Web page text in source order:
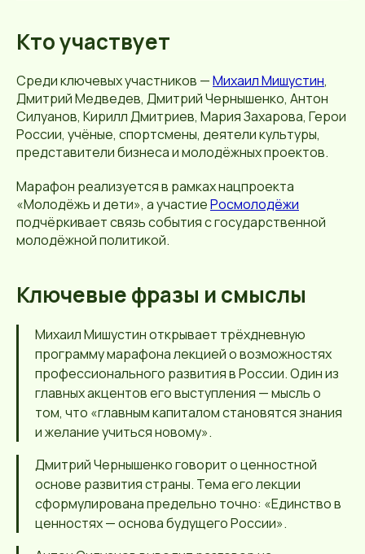
Кто участвует
Среди ключевых участников —Михаил Мишустин,
Дмитрий Медведев, Дмитрий Чернышенко, Антон
Силуанов, Кирилл Дмитриев, Мария Захарова, Герои
России, учёные, спортсмены, деятели культуры,
представители бизнеса и молодёжных проектов.
Марафон реализуется в рамках нацпроекта
«Молодёжь и дети», а участиеРосмолодёжи
подчёркивает связь события с государственной
молодёжной политикой.
Ключевые фразы и смыслы
Михаил Мишустин открывает трёхдневную
программу марафона лекцией о возможностях
профессионального развития в России. Один из
главных акцентов его выступления — мысль о
том, что «главным капиталом становятся знания
и желание учиться новому».
Дмитрий Чернышенко говорит о ценностной
основе развития страны. Тема его лекции
сформулирована предельно точно: «Единство в
ценностях — основа будущего России».